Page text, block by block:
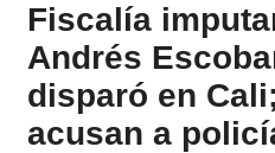
Fiscalía
Andrés
disparó en
acusan a